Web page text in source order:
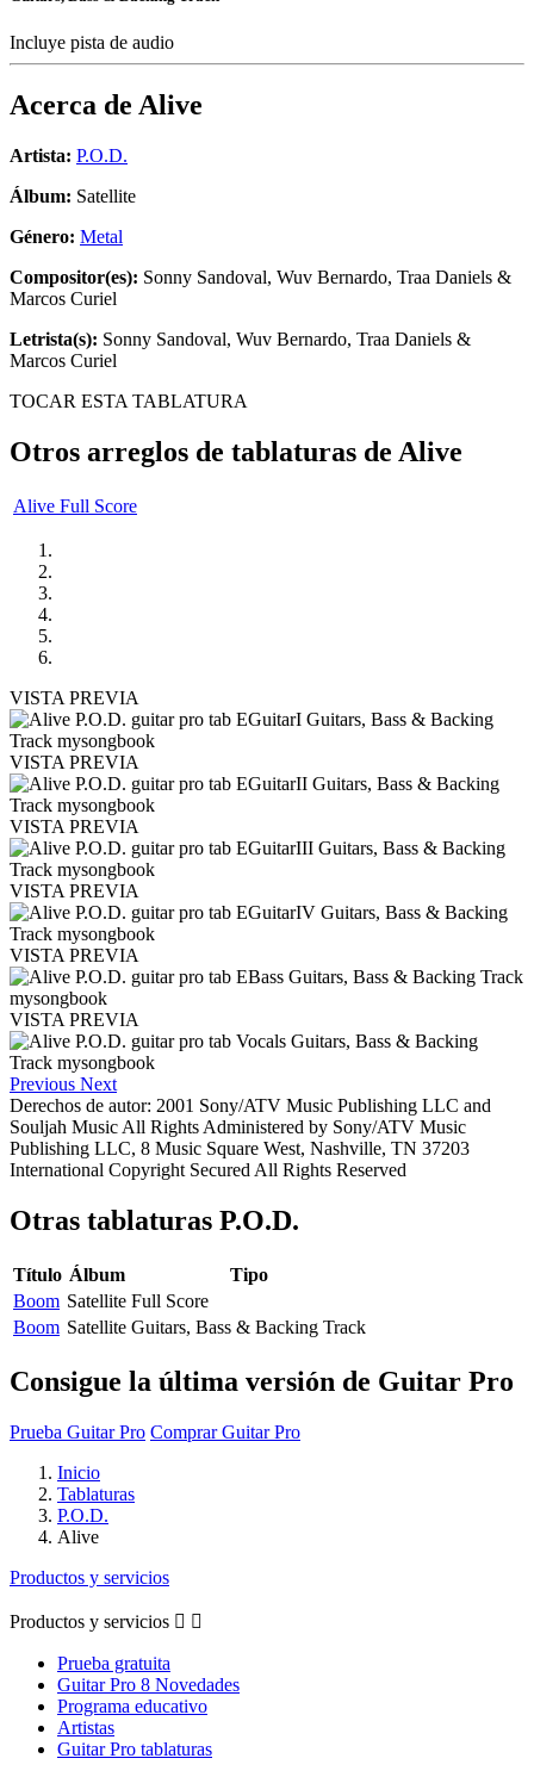
Incluye pista de audio
Acerca de Alive
Artista: P.O.D.
Álbum: Satellite
Género: Metal
Compositor(es): Sonny Sandoval, Wuv Bernardo, Traa Daniels &
Marcos Curiel
Letrista(s): Sonny Sandoval, Wuv Bernardo, Traa Daniels &
Marcos Curiel
TOCAR ESTA TABLATURA
Otros arreglos de tablaturas de Alive
Alive Full Score
VISTA PREVIA
VISTA PREVIA
VISTA PREVIA
VISTA PREVIA
VISTA PREVIA
VISTA PREVIA
Previous Next
Derechos de autor: 2001 Sony/ATV Music Publishing LLC and
Souljah Music All Rights Administered by Sony/ATV Music
Publishing LLC, 8 Music Square West, Nashville, TN 37203
International Copyright Secured All Rights Reserved
Otras tablaturas P.O.D.
Título Álbum
Tipo
Boom Satellite Full Score
Boom Satellite Guitars, Bass & Backing Track
Consigue la última versión de Guitar Pro
Prueba Guitar Pro Comprar Guitar Pro
Inicio
Tablaturas
P.O.D.
Alive
Productos y servicios
Productos y servicios  
Prueba gratuita
Guitar Pro 8 Novedades
Programa educativo
Artistas
Guitar Pro tablaturas